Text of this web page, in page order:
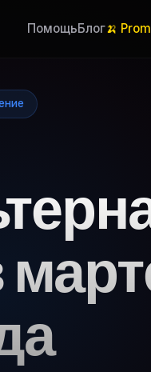
ПомощьБлог🍌